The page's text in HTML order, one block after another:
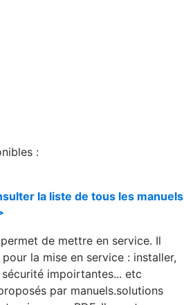
:
la liste de tous les manuels
de mettre en service. Il
la mise en service : installer,
impoirtantes... etc
par manuels.solutions